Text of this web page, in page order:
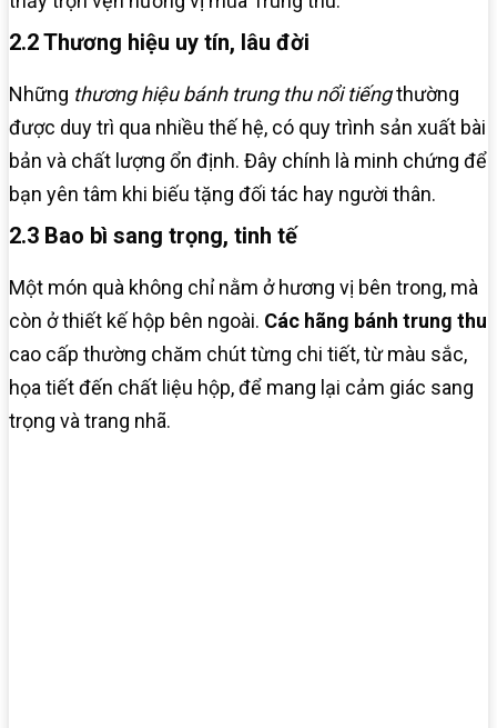
2.2 Thương hiệu uy tín, lâu đời
Những thương hiệu bánh trung thu nổi tiếngthường
được duy trì qua nhiều thế hệ, có quy trình sản xuất bài
bản và chất lượng ổn định. Đây chính là minh chứng để
bạn yên tâm khi biếu tặng đối tác hay người thân.
2.3 Bao bì sang trọng, tinh tế
Một món quà không chỉ nằm ở hương vị bên trong, mà
còn ở thiết kế hộp bên ngoài. Các hãng bánh trung thu
cao cấp thường chăm chút từng chi tiết, từ màu sắc,
họa tiết đến chất liệu hộp, để mang lại cảm giác sang
trọng và trang nhã.